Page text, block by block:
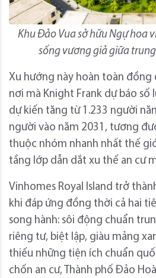
Khu Đảo Vua sở hữu Ngự hoa
sống vương giả giữa
Xu hướng này hoàn toàn đồng
nơi mà Knight Frank dự báo số
dự kiến tăng từ 1.233 người
người vào năm 2031, tương
thuộc nhóm nhanh nhất thế
tầng lớp dẫn dắt xu thế an cư
Vinhomes Royal Island trở
khi đáp ứng đồng thời cả hai
song hành: sôi động chuẩn
riêng tư, biệt lập, giàu mảng
thiếu những tiện ích chuẩn
chốn an cư, Thành phố Đảo